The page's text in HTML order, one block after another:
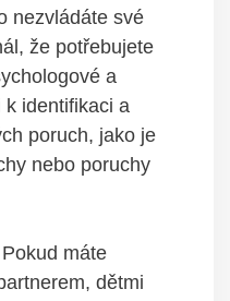
nezvládáte své
že potřebujete
a
identifikaci a
poruch, jako je
nebo poruchy
⁢ Pokud máte
dětmi